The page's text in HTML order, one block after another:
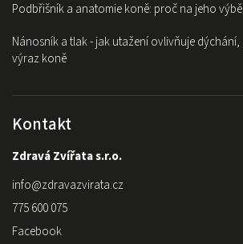
Podbřišník a anatomie koně: proč na jeho
Nánosník a tlak - jak utažení ovlivňuje
výraz koně
Kontakt
Zdravá Zvířata s.r.o.
info@zdravazvirata.cz
775 600 075
Facebook